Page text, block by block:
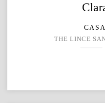
THE LINCE